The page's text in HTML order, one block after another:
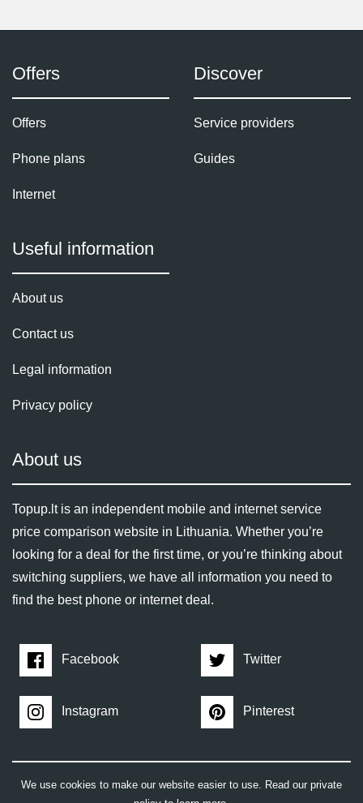
Offers
Offers
Phone plans
Internet
Discover
Service providers
Guides
Useful information
About us
Contact us
Legal information
Privacy policy
About us
Topup.lt is an independent mobile and internet service
price comparison website in Lithuania. Whether you’re
looking for a deal for the first time, or you’re thinking about
switching suppliers, we have all information you need to
find the best phone or internet deal.
Facebook Twitter
Instagram Pinterest
We use cookies to make our website easier to use. Read our private